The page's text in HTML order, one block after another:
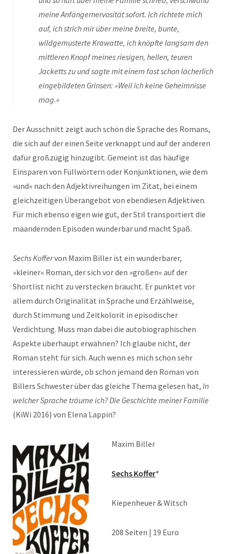
meine Anfängernervosität sofort. Ich richtete mich
auf, ich strich mir über meine breite, bunte,
wildgemusterte Krawatte, ich knöpfte langsam den
mittleren Knopf meines riesigen, hellen, teuren
Jacketts zu und sagte mit einem fast schon lächerlich
eingebildeten Grinsen: »Weil ich keine Geheimnisse
mag.«
Der Ausschnitt zeigt auch schön die Sprache des Romans,
die sich auf der einen Seite verknappt und auf der anderen
dafür großzügig hinzugibt. Gemeint ist das häufige
Einsparen von Füllwörtern oder Konjunktionen, wie dem
»und« nach den Adjektivreihungen im Zitat, bei einem
gleichzeitigen Überangebot von ebendiesen Adjektiven.
Für mich ebenso eigen wie gut, der Stil transportiert die
mäandernden Episoden wunderbar und macht Spaß.
Sechs Koffervon Maxim Biller ist ein wunderbarer,
»kleiner« Roman, der sich vor den »großen« auf der
Shortlist nicht zu verstecken braucht. Er punktet vor
allem durch Originalität in Sprache und Erzählweise,
durch Stimmung und Zeitkolorit in episodischer
Verdichtung. Muss man dabei die autobiographischen
Aspekte überhaupt erwähnen? Ich glaube nicht, der
Roman steht für sich. Auch wenn es mich schon sehr
interessieren würde, ob schon jemand den Roman von
Billers Schwester über das gleiche Thema gelesen hat, In
welcher Sprache träume ich? Die Geschichte meiner Familie
(KiWi 2016) von Elena Lappin?
Maxim Biller
Sechs Koffer*
Kiepenheuer & Witsch
208 Seiten | 19 Euro